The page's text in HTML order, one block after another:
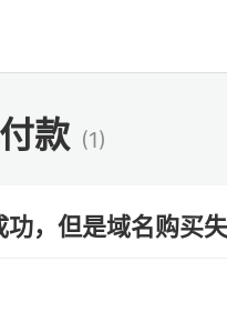
款 (1)
，但是域名购买